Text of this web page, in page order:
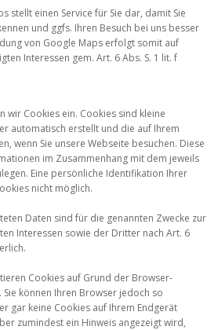
stellt einen Service für Sie dar, damit Sie
und ggfs. Ihren Besuch bei uns besser
von Google Maps erfolgt somit auf
Interessen gem. Art. 6 Abs. S. 1 lit. f
wir Cookies ein. Cookies sind kleine
automatisch erstellt und die auf Ihrem
wenn Sie unsere Webseite besuchen. Diese
im Zusammenhang mit dem jeweils
Eine persönliche Identifikation Ihrer
nicht möglich.
Daten sind für die genannten Zwecke zur
Interessen sowie der Dritter nach Art. 6
Cookies auf Grund der Browser-
können Ihren Browser jedoch so
gar keine Cookies auf Ihrem Endgerät
zumindest ein Hinweis angezeigt wird,